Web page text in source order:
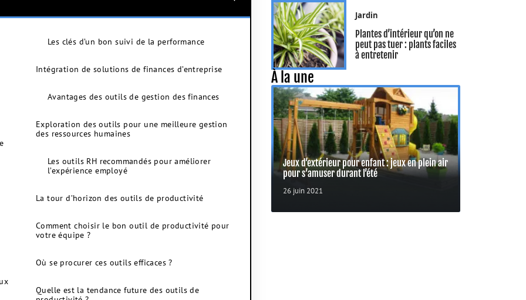
Les clés d’un bon suivi de la performance
Intégration de solutions de finances d’entreprise
Avantages des outils de gestion des finances
Exploration des outils pour une meilleure gestion
des ressources humaines
Les outils RH recommandés pour améliorer
l’expérience employé
La tour d’horizon des outils de productivité
Comment choisir le bon outil de productivité pour
votre équipe ?
Où se procurer ces outils efficaces ?
Quelle est la tendance future des outils de
Jardin
Plantes d’intérieur qu’on ne
peut pas tuer : plants faciles
à entretenir
À la une
Jeux d’extérieur pour enfant : jeux en plein air
pour s’amuser durant l’été
26 juin 2021